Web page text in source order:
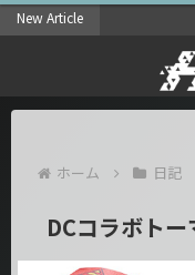
New Article
ホーム 日記
DCコラボトー